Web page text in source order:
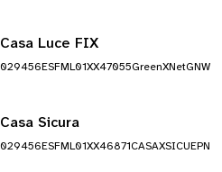
Casa Luce FIX
029456ESFML01XX47055GreenXNetGNW
Casa Sicura
029456ESFML01XX46871CASAXSICUEPN